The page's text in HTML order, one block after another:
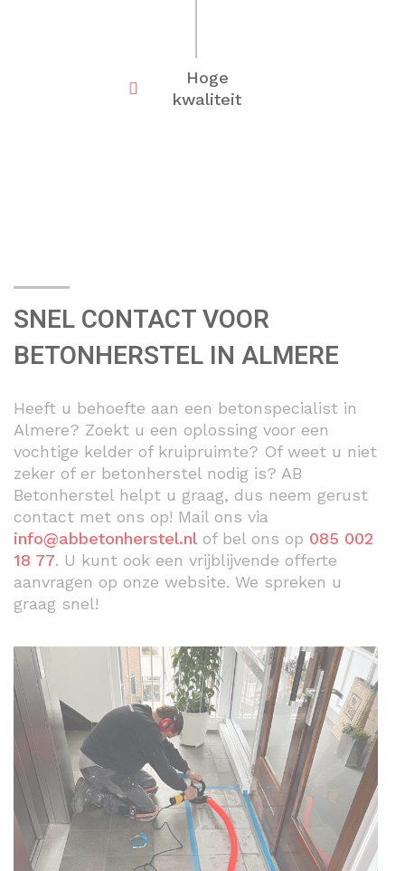
Hoge
kwaliteit
SNEL CONTACT VOOR
BETONHERSTEL IN ALMERE
Heeft u behoefte aan een betonspecialist in
Almere? Zoekt u een oplossing voor een
vochtige kelder of kruipruimte? Of weet u niet
zeker of er betonherstel nodig is? AB
Betonherstel helpt u graag, dus neem gerust
contact met ons op! Mail ons via
info@abbetonherstel.nl of bel ons op 085 002
18 77. U kunt ook een vrijblijvende offerte
aanvragen op onze website. We spreken u
graag snel!